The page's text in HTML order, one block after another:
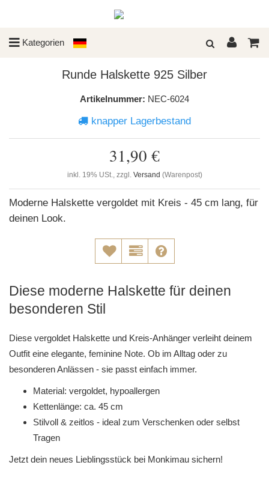
Kategorien
Runde Halskette 925 Silber
Artikelnummer: NEC-6024
knapper Lagerbestand
31,90 €
inkl. 19% USt., zzgl. Versand (Warenpost)
Moderne Halskette vergoldet mit Kreis - 45 cm lang, für
deinen Look.
Diese moderne Halskette für deinen
besonderen Stil
Diese vergoldet Halskette und Kreis-Anhänger verleiht deinem
Outfit eine elegante, feminine Note. Ob im Alltag oder zu
besonderen Anlässen - sie passt einfach immer.
Material: vergoldet, hypoallergen
Kettenlänge: ca. 45 cm
Stilvoll & zeitlos - ideal zum Verschenken oder selbst
Tragen
Jetzt dein neues Lieblingsstück bei Monkimau sichern!